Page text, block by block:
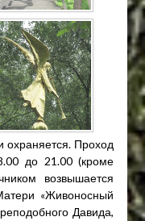
охраняется. Проход
до 21.00 (кроме
возвышается
«Живоносный
Давида,